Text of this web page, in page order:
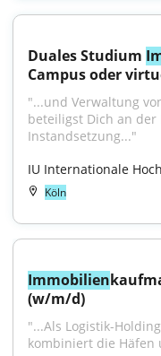
Duales Studium
Campus oder
"...und Verwaltung
beteiligst Dich an
Instandsetzung..."
IU Internationale
Köln
Immobilien
(w/m/d)
"...Als Logistik-
kombiniert die Häfen